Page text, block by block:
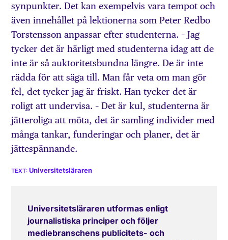
synpunkter. Det kan exempelvis vara tempot och
även innehållet på lektionerna som Peter Redbo
Torstensson anpassar efter studenterna. – Jag
tycker det är härligt med studenterna idag att de
inte är så auktoritetsbundna längre. De är inte
rädda för att säga till. Man får veta om man gör
fel, det tycker jag är friskt. Han tycker det är
roligt att undervisa. – Det är kul, studenterna är
jätteroliga att möta, det är samling individer med
många tankar, funderingar och planer, det är
jättespännande.
Universitetsläraren
Universitetsläraren utformas enligt
journalistiska principer och följer
mediebranschens publicitets- och